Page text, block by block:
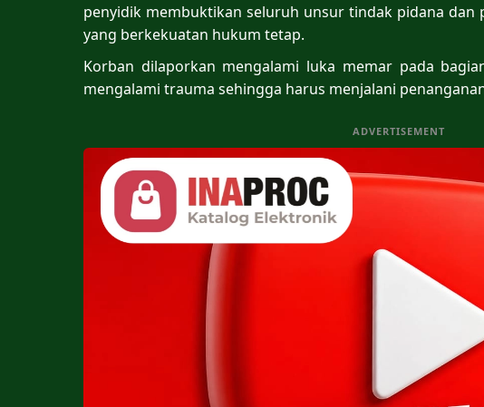
penyidik membuktikan seluruh unsur tindak pidana dan
yang berkekuatan hukum tetap.
Korban dilaporkan mengalami luka memar pada
mengalami trauma sehingga harus menjalani
ADVERTISEMENT